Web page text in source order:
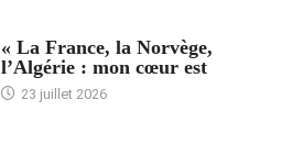
« La France, la Norvège,
l’Algérie : mon cœur est
23 juillet 2026